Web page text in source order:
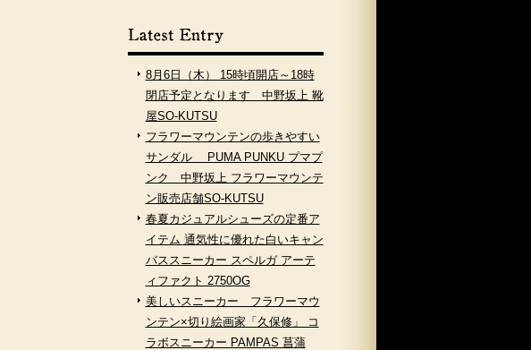
8月6日（木） 15時頃開店～18時
閉店予定となります 中野坂上 靴
屋SO-KUTSU
フラワーマウンテンの歩きやすい
サンダル PUMA PUNKU プマプ
ンク 中野坂上 フラワーマウンテ
ン販売店舗SO-KUTSU
春夏カジュアルシューズの定番ア
イテム 通気性に優れた白いキャン
バススニーカー スペルガ アーテ
ィファクト 2750OG
美しいスニーカー フラワーマウ
ンテン×切り絵画家「久保修」 コ
ラボスニーカー PAMPAS 菖蒲